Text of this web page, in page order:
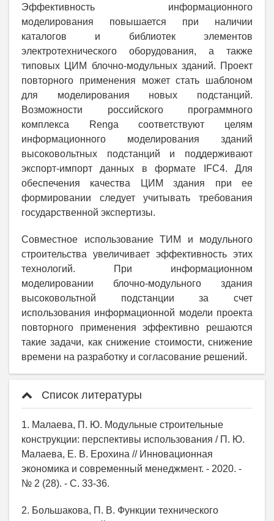
Эффективность информационного
моделирования повышается при наличии
каталогов и библиотек элементов
электротехнического оборудования, а также
типовых ЦИМ блочно-модульных зданий. Проект
повторного применения может стать шаблоном
для моделирования новых подстанций.
Возможности российского программного
комплекса Renga соответствуют целям
информационного моделирования зданий
высоковольтных подстанций и поддерживают
экспорт-импорт данных в формате IFC4. Для
обеспечения качества ЦИМ здания при ее
формировании следует учитывать требования
государственной экспертизы.
Совместное использование ТИМ и модульного
строительства увеличивает эффективность этих
технологий. При информационном
моделировании блочно-модульного здания
высоковольтной подстанции за счет
использования информационной модели проекта
повторного применения эффективно решаются
такие задачи, как снижение стоимости, снижение
времени на разработку и согласование решений.
Список литературы
1. Малаева, П. Ю. Модульные строительные
конструкции: перспективы использования / П. Ю.
Малаева, Е. В. Ерохина // Инновационная
экономика и современный менеджмент. - 2020. -
№ 2 (28). - С. 33-36.
2. Большакова, П. В. Функции технического